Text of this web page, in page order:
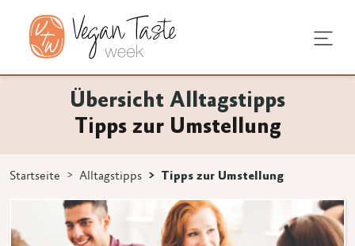
Übersicht Alltagstipps
Tipps zur Umstellung
Startseite Alltagstipps Tipps zur Umstellung